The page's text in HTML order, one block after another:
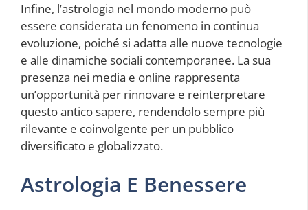
Infine, l’astrologia nel mondo moderno può
essere considerata un fenomeno in continua
evoluzione, poiché si adatta alle nuove tecnologie
e alle dinamiche sociali contemporanee. La sua
presenza nei media e online rappresenta
un’opportunità per rinnovare e reinterpretare
questo antico sapere, rendendolo sempre più
rilevante e coinvolgente per un pubblico
diversificato e globalizzato.
Astrologia E Benessere